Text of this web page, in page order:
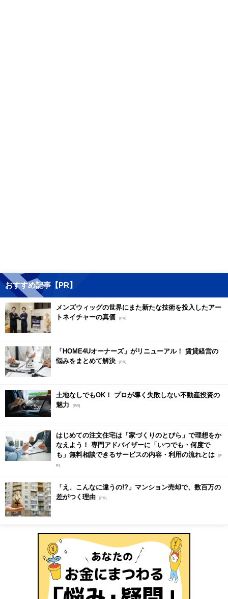
おすすめ記事【PR】
メンズウィッグの世界にまた新たな技術を投入したアー
トネイチャーの真価 [PR]
「HOME4Uオーナーズ」がリニューアル！ 賃貸経営の
悩みをまとめて解決 [PR]
土地なしでもOK！ プロが導く失敗しない不動産投資の
魅力
[PR]
はじめての注文住宅は「家づくりのとびら」で理想をか
なえよう！ 専門アドバイザーに「いつでも・何度で
も」無料相談できるサービスの内容・利用の流れとは [P
R]
「え、こんなに違うの!?」マンション売却で、数百万の
差がつく理由 [PR]